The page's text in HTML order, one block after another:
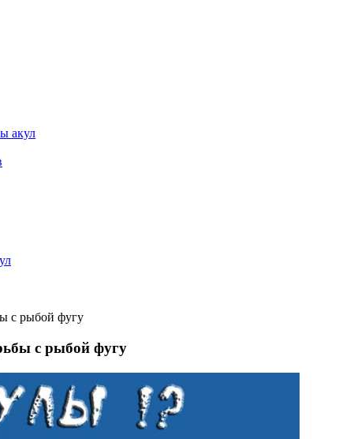
акул
с рыбой фугу
с рыбой фугу